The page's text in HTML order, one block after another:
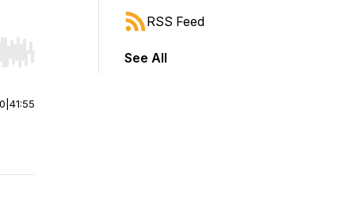
Hold shift to jump forward or backward.
41:55
RSS Feed
See All